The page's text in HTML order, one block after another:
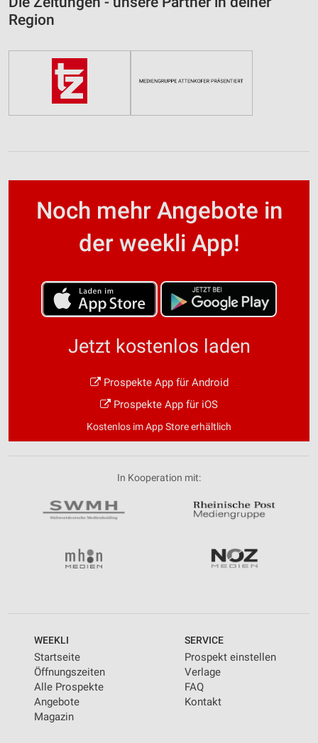
Region
Noch mehr Angebote in
der weekli App!
Jetzt kostenlos laden
Prospekte App für Android
Prospekte App für iOS
Kostenlos im App Store erhältlich
In Kooperation mit:
WEEKLI
Startseite
Öffnungszeiten
Alle Prospekte
Angebote
Magazin
SERVICE
Prospekt einstellen
Verlage
FAQ
Kontakt